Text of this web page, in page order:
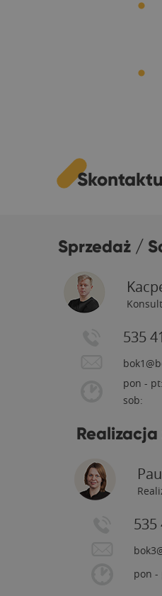
Sprzedaż /
535
pon - pt:
sob:
535
pon -